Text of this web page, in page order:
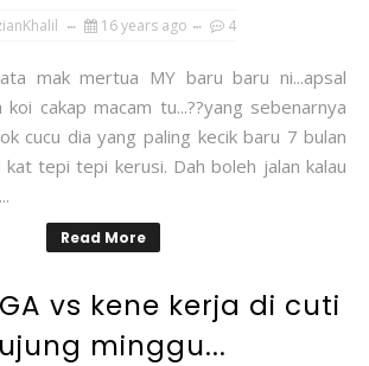
16 years ago 4
mak mertua MY baru baru ni...apsal
cakap macam tu...??yang sebenarnya
cucu dia yang paling kecik baru 7 bulan
tepi tepi kerusi. Dah boleh jalan kalau
Read More
vs kene kerja di cuti
minggu...